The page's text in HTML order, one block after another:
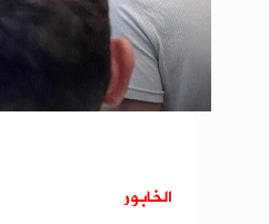
الخابور